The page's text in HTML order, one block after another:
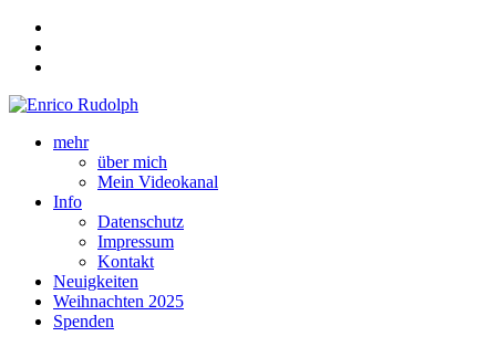
mehr
über mich
Mein Videokanal
Info
Datenschutz
Impressum
Kontakt
Neuigkeiten
Weihnachten 2025
Spenden